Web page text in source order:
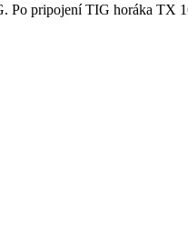
pripojení TIG horáka TX